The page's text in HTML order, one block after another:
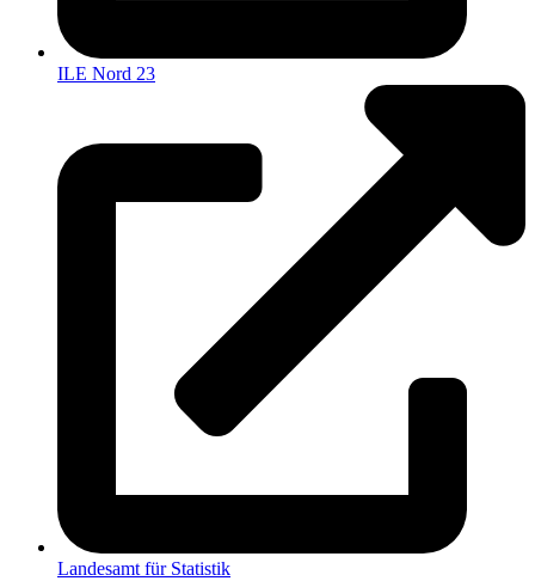
ILE Nord 23
Landesamt für Statistik